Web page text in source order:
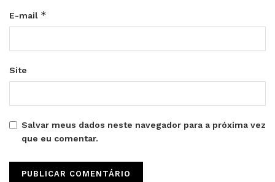
E-mail *
Site
Salvar meus dados neste navegador para a próxima vez
que eu comentar.